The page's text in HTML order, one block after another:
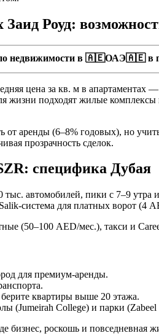
Роуд:
недвижимости в 🇦🇪ОАЭ🇦🇪 в
цена за кв. м в
жизни подходят жилые
от аренды (6–8% годовых), но
прозрачность сделок.
специфика Дубая
автомобилей, пики с 7–9 утра
система для платных ворот (4
(50–100 AED/мес.), такси и
для премиум-аренды.
квартиры выше 20 этажа.
(Jumeirah College) и парки (Zabeel
бизнес, роскошь и повседневная